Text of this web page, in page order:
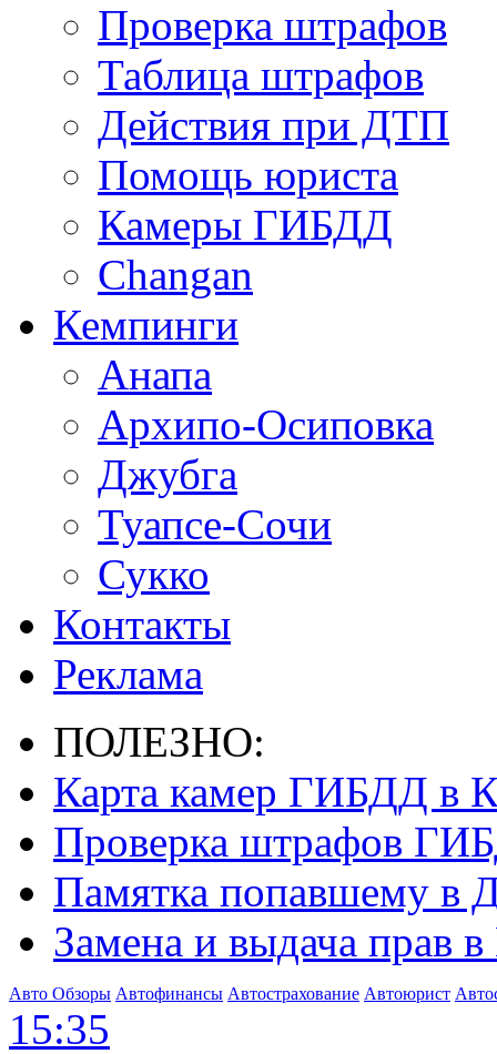
Проверка штрафов
Таблица штрафов
Действия при ДТП
Помощь юриста
Камеры ГИБДД
Сhangan
Кемпинги
Анапа
Архипо-Осиповка
Джубга
Туапсе-Сочи
Сукко
Контакты
Реклама
ПОЛЕЗНО:
Карта камер ГИБДД в
Проверка штрафов
Памятка попавшему в
Замена и выдача прав
Авто Обзоры Автофинансы Автострахование Автоюрист
15:35